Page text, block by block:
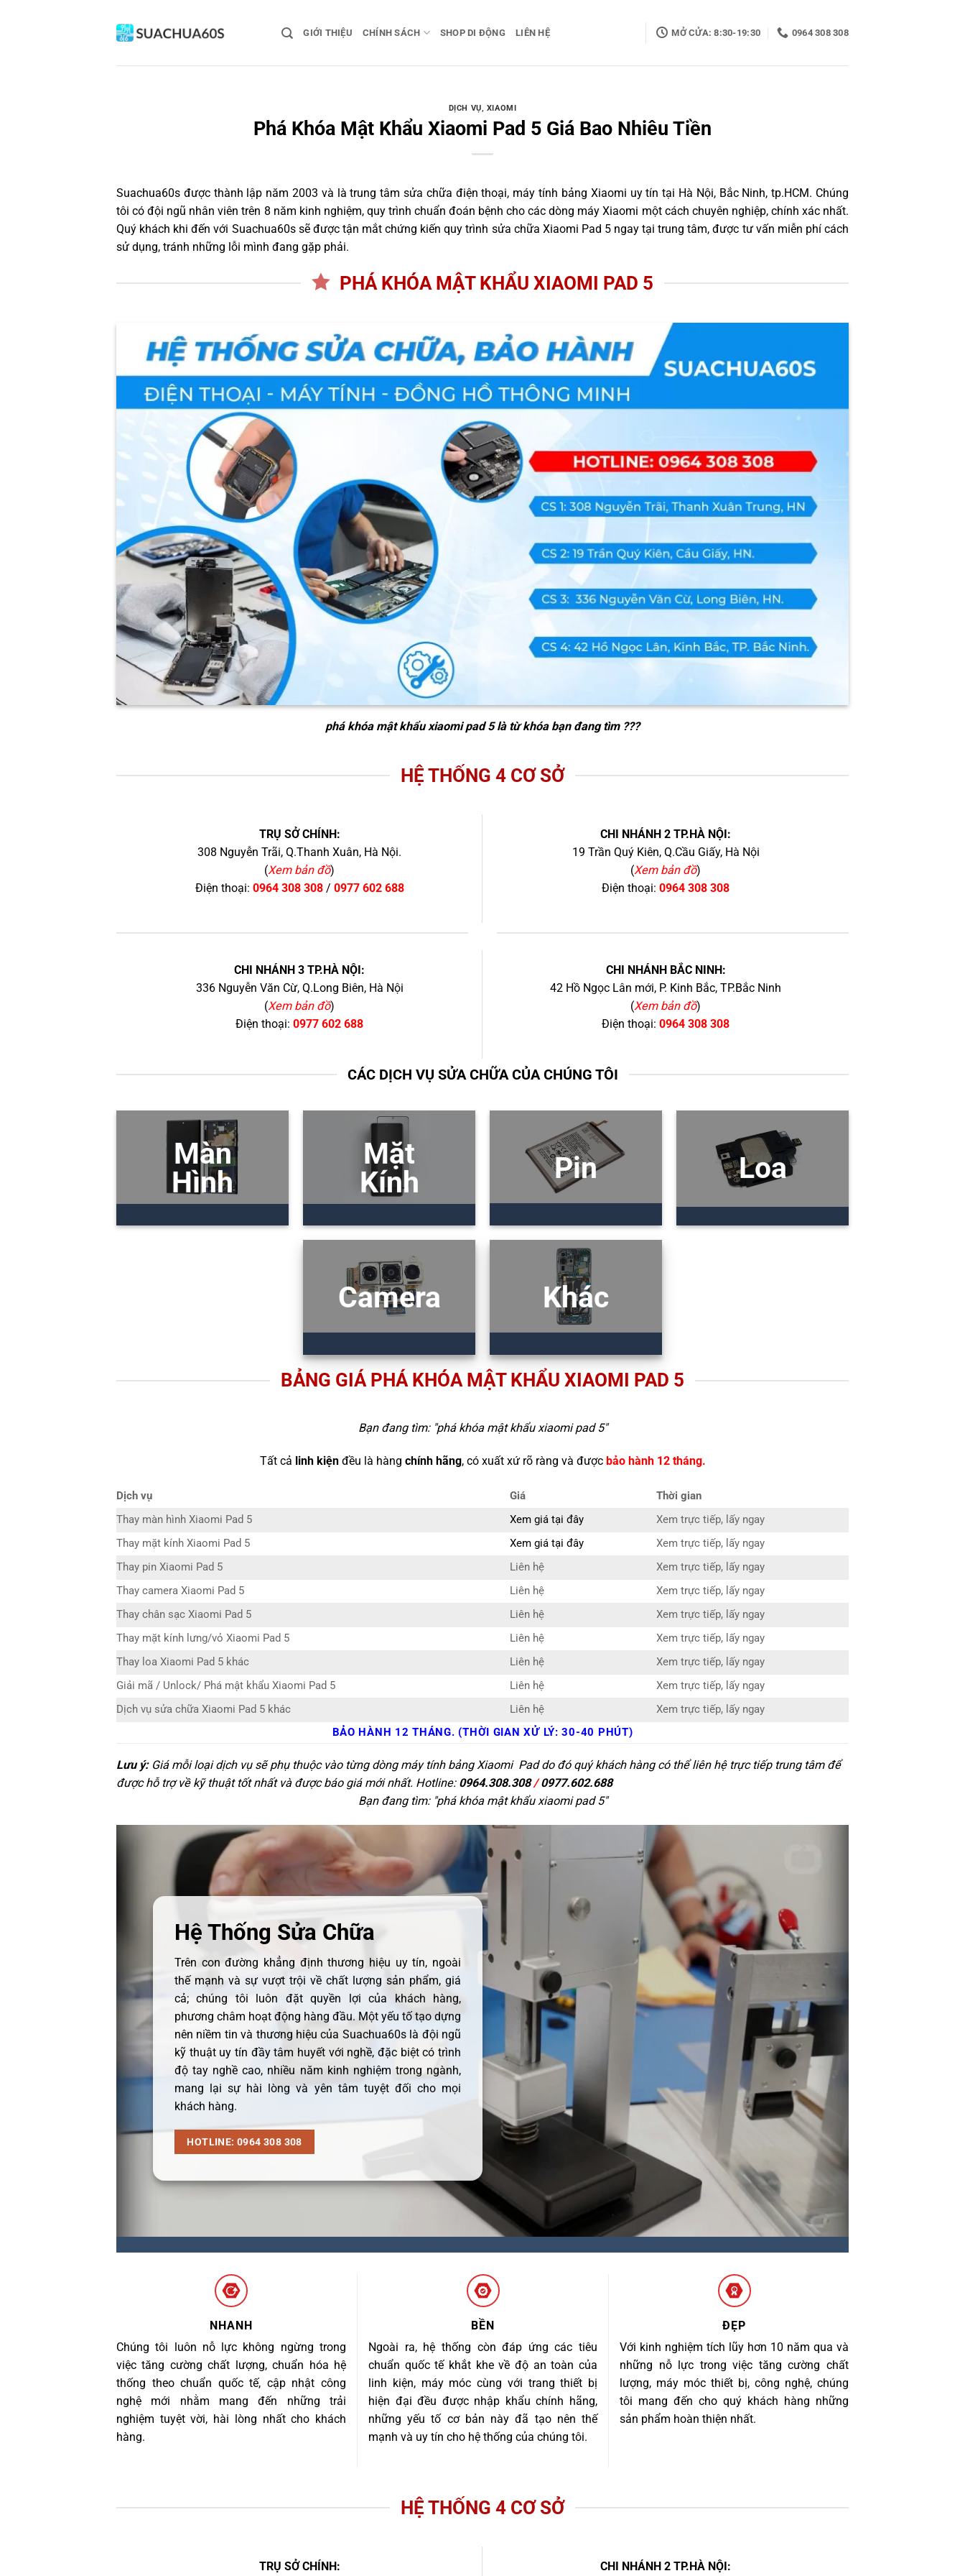
GIỚI THIỆU CHÍNH SÁCH SHOP DI ĐỘNG LIÊN HỆ MỞ CỬA: 8:30-19:30 0964 308 308
DỊCH VỤ, XIAOMI
Phá Khóa Mật Khẩu Xiaomi Pad 5 Giá Bao Nhiêu Tiền
Suachua60s được thành lập năm 2003 và là trung tâm sửa chữa điện thoại, máy tính bảng Xiaomi uy tín tại Hà Nội, Bắc Ninh, tp.HCM. Chúng
tôi có đội ngũ nhân viên trên 8 năm kinh nghiệm, quy trình chuẩn đoán bệnh cho các dòng máy Xiaomi một cách chuyên nghiệp, chính xác nhất.
Quý khách khi đến với Suachua60s sẽ được tận mắt chứng kiến quy trình sửa chữa Xiaomi Pad 5 ngay tại trung tâm, được tư vấn miễn phí cách
sử dụng, tránh những lỗi mình đang gặp phải.
PHÁ KHÓA MẬT KHẨU XIAOMI PAD 5
phá khóa mật khẩu xiaomi pad 5là từ khóa bạn đang tìm ???
HỆ THỐNG 4 CƠ SỞ
TRỤ SỞ CHÍNH:
308 Nguyễn Trãi, Q.Thanh Xuân, Hà Nội.
(Xem bản đồ)
Điện thoại: 0964 308 308/ 0977 602 688
CHI NHÁNH 2 TP.HÀ NỘI:
19 Trần Quý Kiên, Q.Cầu Giấy, Hà Nội
(Xem bản đồ)
Điện thoại: 0964 308 308
CHI NHÁNH 3 TP.HÀ NỘI:
336 Nguyễn Văn Cừ, Q.Long Biên, Hà Nội
(Xem bản đồ)
Điện thoại: 0977 602 688
CHI NHÁNH BẮC NINH:
42 Hồ Ngọc Lân mới, P. Kinh Bắc, TP.Bắc Ninh
(Xem bản đồ)
Điện thoại: 0964 308 308
CÁC DỊCH VỤ SỬA CHỮA CỦA CHÚNG TÔI
Màn
Hình
Mặt
Kính
Pin Loa
Camera Khác
BẢNG GIÁ PHÁ KHÓA MẬT KHẨU XIAOMI PAD 5
Bạn đang tìm: "phá khóa mật khẩu xiaomi pad 5"
Tất cả linh kiệnđều là hàng chính hãng, có xuất xứ rõ ràng và được bảo hành 12 tháng.
Dịch vụ Giá
Thời gian
Thay màn hình Xiaomi Pad 5
Xem giá tại đây
Xem trực tiếp, lấy ngay
Thay mặt kính Xiaomi Pad 5
Xem giá tại đây
Xem trực tiếp, lấy ngay
Thay pin Xiaomi Pad 5
Liên hệ
Xem trực tiếp, lấy ngay
Thay camera Xiaomi Pad 5
Liên hệ
Xem trực tiếp, lấy ngay
Thay chân sạc Xiaomi Pad 5
Liên hệ
Xem trực tiếp, lấy ngay
Thay mặt kính lưng/vỏ Xiaomi Pad 5
Liên hệ
Xem trực tiếp, lấy ngay
Thay loa Xiaomi Pad 5 khác
Liên hệ
Xem trực tiếp, lấy ngay
Giải mã / Unlock/ Phá mật khẩu Xiaomi Pad 5
Liên hệ
Xem trực tiếp, lấy ngay
Dịch vụ sửa chữa Xiaomi Pad 5 khác
Liên hệ
Xem trực tiếp, lấy ngay
BẢO HÀNH 12 THÁNG. (THỜI GIAN XỬ LÝ: 30-40 PHÚT)
Lưu ý:Giá mỗi loại dịch vụ sẽ phụ thuộc vào từng dòng máy tính bảng Xiaomi Pad do đó quý khách hàng có thể liên hệ trực tiếp trung tâm để
được hỗ trợ về kỹ thuật tốt nhất và được báo giá mới nhất. Hotline: 0964.308.308/0977.602.688
Bạn đang tìm: "phá khóa mật khẩu xiaomi pad 5"
Hệ Thống Sửa Chữa
Trên con đường khẳng định thương hiệu uy tín, ngoài
thế mạnh và sự vượt trội về chất lượng sản phẩm, giá
cả; chúng tôi luôn đặt quyền lợi của khách hàng,
phương châm hoạt động hàng đầu. Một yếu tố tạo dựng
nên niềm tin và thương hiệu của Suachua60s là đội ngũ
kỹ thuật uy tín đầy tâm huyết với nghề, đặc biệt có trình
độ tay nghề cao, nhiều năm kinh nghiệm trong ngành,
mang lại sự hài lòng và yên tâm tuyệt đối cho mọi
khách hàng.
HOTLINE: 0964 308 308
NHANH
Chúng tôi luôn nỗ lực không ngừng trong
việc tăng cường chất lượng, chuẩn hóa hệ
thống theo chuẩn quốc tế, cập nhật công
nghệ mới nhằm mang đến những trải
nghiệm tuyệt vời, hài lòng nhất cho khách
hàng.
BỀN
Ngoài ra, hệ thống còn đáp ứng các tiêu
chuẩn quốc tế khắt khe về độ an toàn của
linh kiện, máy móc cùng với trang thiết bị
hiện đại đều được nhập khẩu chính hãng,
những yếu tố cơ bản này đã tạo nên thế
mạnh và uy tín cho hệ thống của chúng tôi.
ĐẸP
Với kinh nghiệm tích lũy hơn 10 năm qua và
những nỗ lực trong việc tăng cường chất
lượng, máy móc thiết bị, công nghệ, chúng
tôi mang đến cho quý khách hàng những
sản phẩm hoàn thiện nhất.
HỆ THỐNG 4 CƠ SỞ
TRỤ SỞ CHÍNH: CHI NHÁNH 2 TP.HÀ NỘI: